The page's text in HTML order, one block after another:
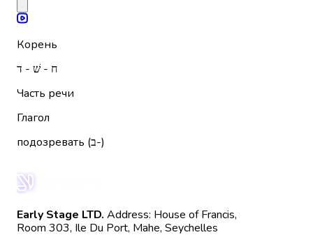
Корень
ח - שׁ - ד
Часть речи
Глагол
подозревать (ב-)
Early Stage LTD. Address: House of Francis,
Room 303, Ile Du Port, Mahe, Seychelles